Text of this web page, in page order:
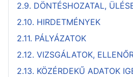
2.9. DÖNTÉSHOZATAL,
2.10. HIRDETMÉNYEK
2.11. PÁLYÁZATOK
2.12. VIZSGÁLATOK,
2.13. KÖZÉRDEKŰ ADATOK